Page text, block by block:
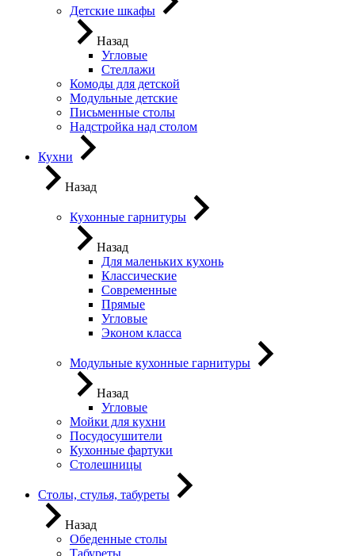
Детские шкафы
Назад
Угловые
Стеллажи
Комоды для детской
Модульные детские
Письменные столы
Надстройка над столом
Кухни
Назад
Кухонные гарнитуры
Назад
Для маленьких кухонь
Классические
Современные
Прямые
Угловые
Эконом класса
Модульные кухонные гарнитуры
Назад
Угловые
Мойки для кухни
Посудосушители
Кухонные фартуки
Столешницы
Столы, стулья, табуреты
Назад
Обеденные столы
Табуреты